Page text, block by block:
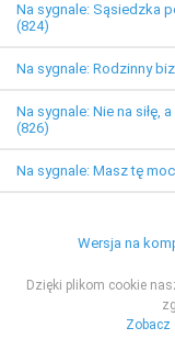
Na sygnale: Sąsiedzka
(824)
Na sygnale: Rodzinny
Na sygnale: Nie na siłę,
(826)
Na sygnale: Masz tę
Wersja na
Dzięki plikom cookie
Zobacz